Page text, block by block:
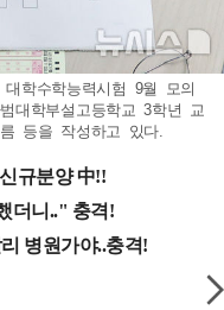
학수학능력시험 9월 모의
대학부설고등학교 3학년 교
등을 작성하고 있다.